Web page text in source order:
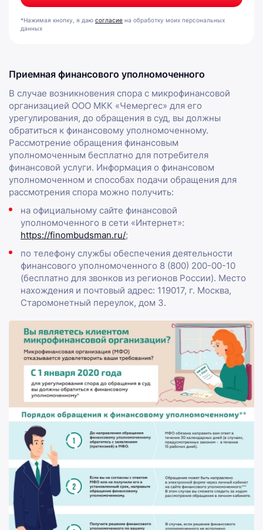
Приемная финансового уполномоченного
В случае возникновения спора с микрофинансовой
организацией ООО МКК «Чемергес» для его
урегулирования, до обращения в суд, вы должны
обратиться к финансовому уполномоченному.
Рассмотрение обращения финансовым
уполномоченным бесплатно для потребителя
финансовой услуги. Информация о финансовом
уполномоченном и способах подачи обращения для
рассмотрения спора можно получить:
на официальному сайте финансовой
уполномоченного в сети «Интернет»:
https://finombudsman.ru/;
по телефону службы обеспечения деятельности
финансового уполномоченного 8 (800) 200-00-10
(бесплатно для звонков из регионов России). Место
нахождения и почтовый адрес: 119017, г. Москва,
Старомонетный переулок, дом 3.
*Нажимая кнопку, я даю согласие на обработку моих персональных
данных